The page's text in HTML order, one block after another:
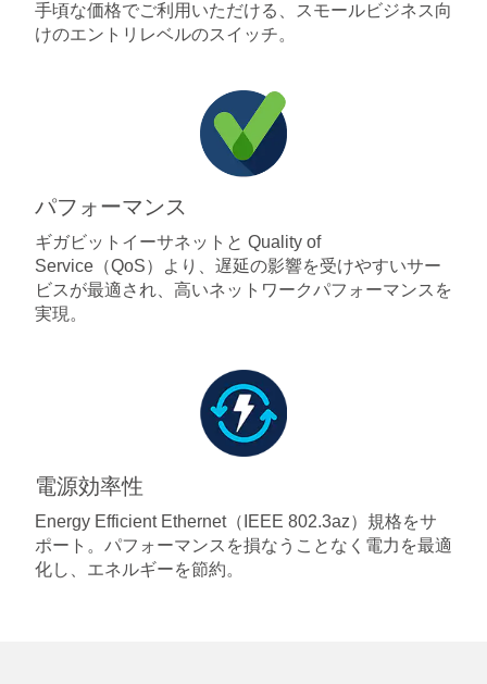
手頃な価格でご利用いただける、スモールビジネス向
けのエントリレベルのスイッチ。
パフォーマンス
ギガビットイーサネットと Quality of
Service（QoS）より、遅延の影響を受けやすいサー
ビスが最適され、高いネットワークパフォーマンスを
実現。
電源効率性
Energy Efficient Ethernet（IEEE 802.3az）規格をサ
ポート。パフォーマンスを損なうことなく電力を最適
化し、エネルギーを節約。